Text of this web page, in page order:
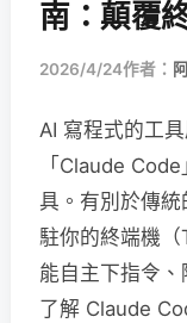
南：顛覆
2026/4/24作者：
AI 寫程式的工
「Claude
具。有別於傳
駐你的終端機
能自主下指令
了解 Claude